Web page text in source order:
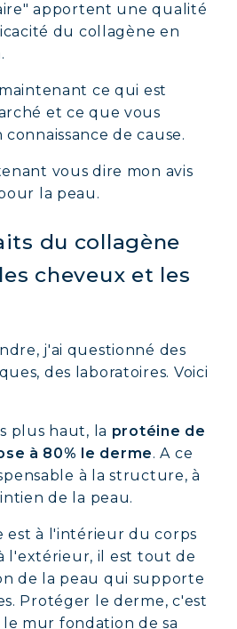
apportent une qualité
du collagène en
ce qui est
et ce que vous
de cause.
vous dire mon avis
la peau.
du collagène
cheveux et les
j'ai questionné des
des laboratoires. Voici
plus haut, la protéine de
à 80% le derme. A ce
à la structure, à
de la peau.
est à l'intérieur du corps
l'extérieur, il est tout de
de la peau qui supporte
Protéger le derme, c'est
mur fondation de sa